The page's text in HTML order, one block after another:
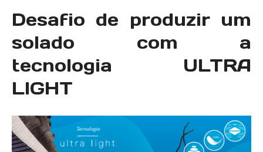
Desafio de produzir um
solado com a
tecnologia ULTRA
LIGHT